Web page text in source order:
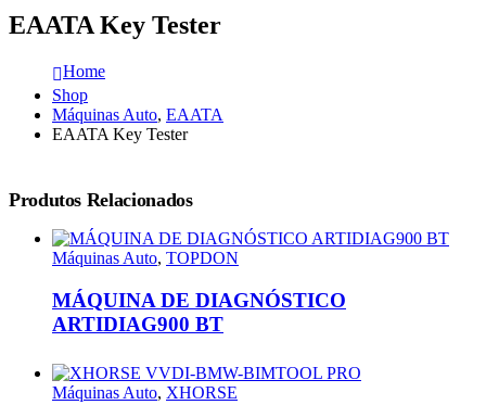
EAATA Key Tester
Home
Shop
Máquinas Auto, EAATA
EAATA Key Tester
Produtos Relacionados
Máquinas Auto, TOPDON
MÁQUINA DE DIAGNÓSTICO
ARTIDIAG900 BT
Máquinas Auto, XHORSE